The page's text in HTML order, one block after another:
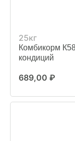
25кг
Комбикорм
кондиций
689,00 ₽